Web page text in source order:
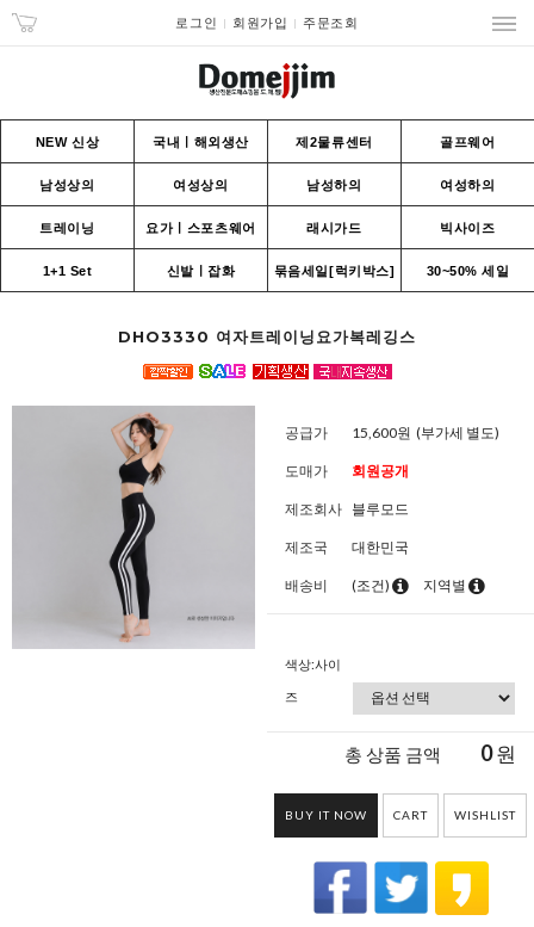
로그인 회원가입 주문조회
NEW 신상 국내ㅣ해외생산 제2물류센터 골프웨어
남성상의 여성상의 남성하의 여성하의
트레이닝 요가ㅣ스포츠웨어 래시가드 빅사이즈
1+1 Set 신발ㅣ잡화 묶음세일[럭키박스] 30~50% 세일
DHO3330 여자트레이닝요가복레깅스
공급가 15,600원 (부가세 별도)
도매가 회원공개
제조회사 블루모드
제조국 대한민국
배송비 (조건) 지역별
색상:사이
즈
총 상품 금액 0원
BUY IT NOW CART WISHLIST